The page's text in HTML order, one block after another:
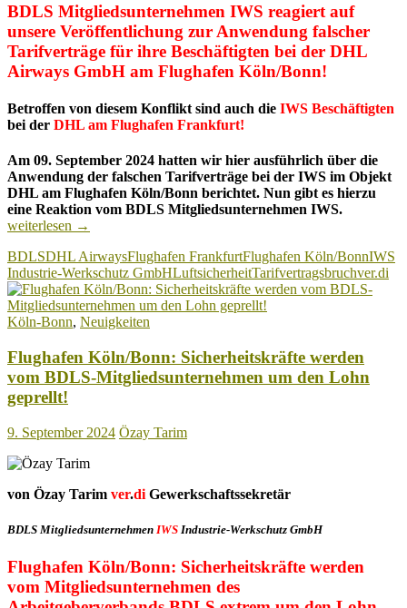
BDLS Mitgliedsunternehmen IWS reagiert auf
unsere Veröffentlichung zur Anwendung falscher
Tarifverträge für ihre Beschäftigten bei der DHL
Airways GmbH am Flughafen Köln/Bonn!
Betroffen von diesem Konflikt sind auch die IWS Beschäftigten
bei der DHL am Flughafen Frankfurt!
Am 09. September 2024 hatten wir hier ausführlich über die
Anwendung der falschen Tarifverträge bei der IWS im Objekt
DHL am Flughafen Köln/Bonn berichtet. Nun gibt es hierzu
eine Reaktion vom BDLS Mitgliedsunternehmen IWS.
IWS
reagiert
auf
weiterlesen →
BDLSDHL AirwaysFlughafen FrankfurtFlughafen Köln/BonnIWS
Industrie-Werkschutz GmbHLuftsicherheitTarifvertragsbruchver.di
Köln-Bonn, Neuigkeiten
Flughafen Köln/Bonn: Sicherheitskräfte werden
vom BDLS-Mitgliedsunternehmen um den Lohn
geprellt!
9. September 2024 Özay Tarim
von Özay Tarim ver.di Gewerkschaftssekretär
BDLS Mitgliedsunternehmen IWS Industrie-Werkschutz GmbH
Flughafen Köln/Bonn: Sicherheitskräfte werden
vom Mitgliedsunternehmen des